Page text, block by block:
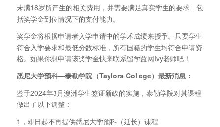
未满18岁所产生的相关费用，并需要满足真实学生的要求，包
括奖学金到位情况下的支付能力。
奖学金将根据申请者入学申请中的学术成绩来授予。只要学生
符合入学要求和最低分数标准，所有国籍的学生均符合申请资
格。如果你想申请该奖学金快来联系留学益网Ivy老师吧！
悉尼大学预科—泰勒学院（Taylors College）最新消息：
鉴于2024年3月澳洲学生签证新政的实施，泰勒学院对其课程
做出了以下调整：
1，即日起不再提供悉尼大学预科（延长）课程